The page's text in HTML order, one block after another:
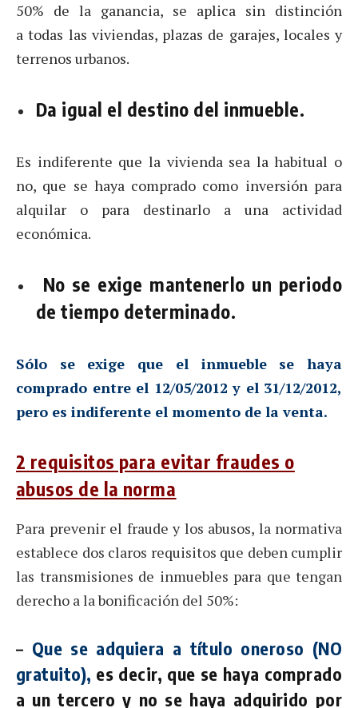
50% de la ganancia, se aplica sin distinción
a todas las viviendas, plazas de garajes, locales y
terrenos urbanos.
Da igual el destino del inmueble.
Es indiferente que la vivienda sea la habitual o
no, que se haya comprado como inversión para
alquilar o para destinarlo a una actividad
económica.
No se exige mantenerlo un periodo
de tiempo determinado.
Sólo se exige que el inmueble se haya
comprado entre el 12/05/2012 y el 31/12/2012,
pero es indiferente el momento de la venta.
2 requisitos para evitar fraudes o
abusos de la norma
Para prevenir el fraude y los abusos, la normativa
establece dos claros requisitos que deben cumplir
las transmisiones de inmuebles para que tengan
derecho a la bonificación del 50%:
– Que se adquiera a título oneroso (NO
gratuito), es decir, que se haya comprado
a un tercero y no se haya adquirido por